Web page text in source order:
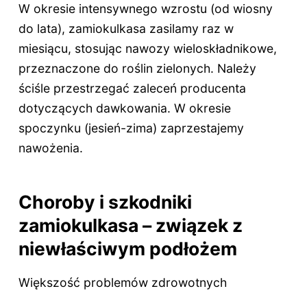
W okresie intensywnego wzrostu (od wiosny
do lata), zamiokulkasa zasilamy raz w
miesiącu, stosując nawozy wieloskładnikowe,
przeznaczone do roślin zielonych. Należy
ściśle przestrzegać zaleceń producenta
dotyczących dawkowania. W okresie
spoczynku (jesień-zima) zaprzestajemy
nawożenia.
Choroby i szkodniki
zamiokulkasa – związek z
niewłaściwym podłożem
Większość problemów zdrowotnych